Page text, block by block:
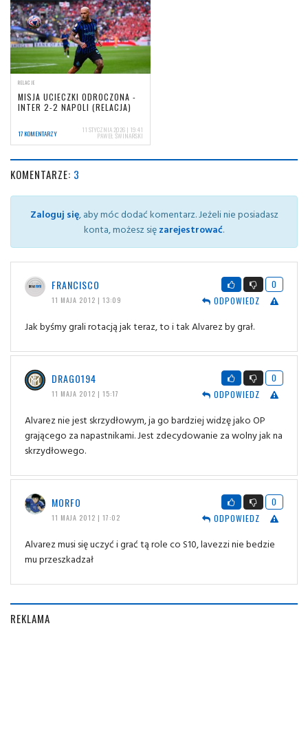
RELACJE
MISJA UCIECZKI ODROCZONA -
INTER 2-2 NAPOLI (RELACJA)
17 KOMENTARZY 11 STYCZNIA 2026 | 19:41
PAWEŁ ŚWINARSKI
KOMENTARZE: 3
Zaloguj się, aby móc dodać komentarz. Jeżeli nie posiadasz
konta, możesz sięzarejestrować.
FRANCISCO
11 MAJA 2012 | 13:09
0
ODPOWIEDZ
Jak byśmy grali rotacją jak teraz, to i tak Alvarez by grał.
DRAGO194
11 MAJA 2012 | 15:17
0
ODPOWIEDZ
Alvarez nie jest skrzydłowym, ja go bardziej widzę jako OP
grającego za napastnikami. Jest zdecydowanie za wolny jak na
skrzydłowego.
MORFO
11 MAJA 2012 | 17:02
0
ODPOWIEDZ
Alvarez musi się uczyć i grać tą role co S10, lavezzi nie bedzie
mu przeszkadzał
REKLAMA